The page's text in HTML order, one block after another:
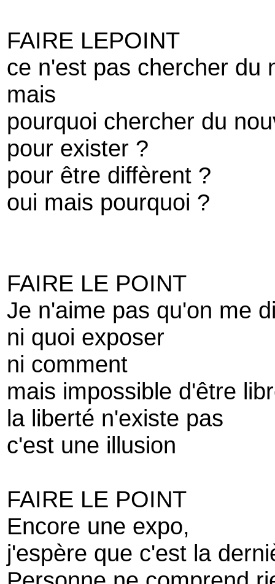
FAIRE LEPOINT
ce n'est pas chercher du
mais
pourquoi chercher du
pour exister ?
pour être diffèrent ?
oui mais pourquoi ?
FAIRE LE POINT
Je n'aime pas qu'on me
ni quoi exposer
ni comment
mais impossible d'être
la liberté n'existe pas
c'est une illusion
FAIRE LE POINT
Encore une expo,
j'espère que c'est la